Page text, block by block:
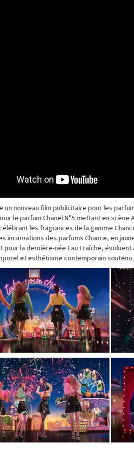
un nouveau film publicitaire pour les
le parfum Chanel N°5 mettant en
les fragrances de la gamme
incarnations des parfums Chance, en
pour la dernière-née Eau Fraîche,
et esthétisme contemporain soutenu